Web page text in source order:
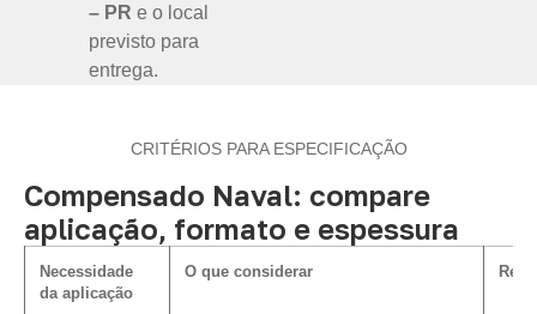
– PR e o local
previsto para
entrega.
CRITÉRIOS PARA ESPECIFICAÇÃO
Compensado Naval: compare
aplicação, formato e espessura
Necessidade
da aplicação
O que considerar